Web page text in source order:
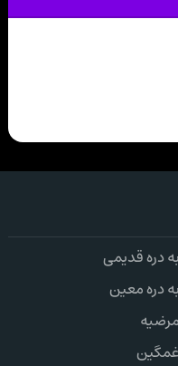
دره قدیمی
دره معین